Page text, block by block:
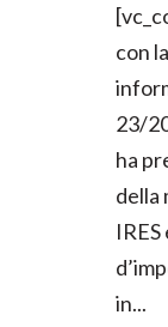
con
23/
ha
della
in...